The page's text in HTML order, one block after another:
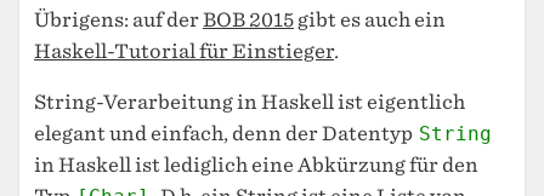
Übrigens: auf derBOB 2015 gibt es auch ein
Haskell-Tutorial für Einstieger.
String-Verarbeitung in Haskell ist eigentlich
elegant und einfach, denn der Datentyp String
in Haskell ist lediglich eine Abkürzung für den